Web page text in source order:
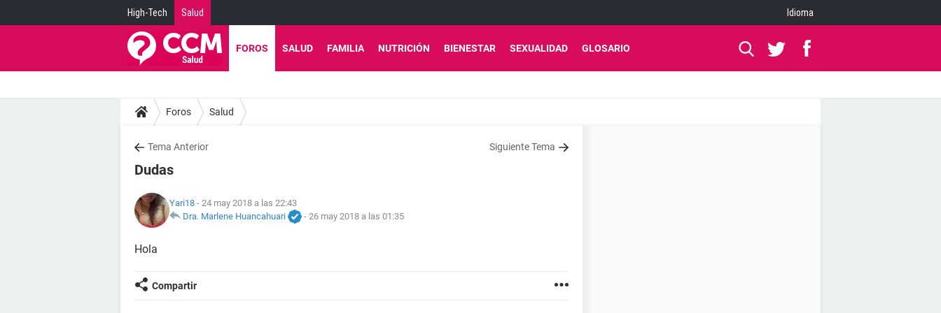
High-Tech Salud Idioma
FOROS SALUD FAMILIA NUTRICIÓN BIENESTAR SEXUALIDAD GLOSARIO
Foros Salud
Tema Anterior Siguiente Tema
Dudas
Yari18 - 24 may 2018 a las 22:43
Dra. Marlene Huancahuari
- 26 may 2018 a las 01:35
Hola
Compartir